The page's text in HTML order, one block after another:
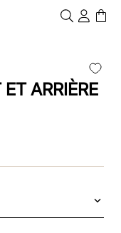
ARRIÈRE